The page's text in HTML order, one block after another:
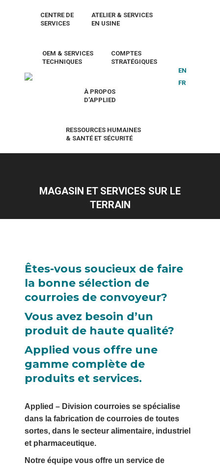
CENTRE DE
SERVICES
ATELIER & SERVICES
EN USINE
OEM & SERVICES
TECHNIQUES
COMPTES
STRATÉGIQUES
À PROPOS
D’APPLIED
RESSOURCES HUMAINES
& SANTÉ ET SÉCURITÉ
EN
FR
MAGASIN ET SERVICES SUR LE
TERRAIN
Êtes-vous soucieux de faire
la bonne sélection de
courroies de convoyeur?
Vous avez besoin d’un
produit de haute qualité?
Applied vous offre une
gamme complète de
produits et services.
Applied – Division courroies se spécialise
dans la fabrication de courroies de toutes
sortes, dans le secteur alimentaire, industriel
et pharmaceutique.
Notre équipe vous offre un service de